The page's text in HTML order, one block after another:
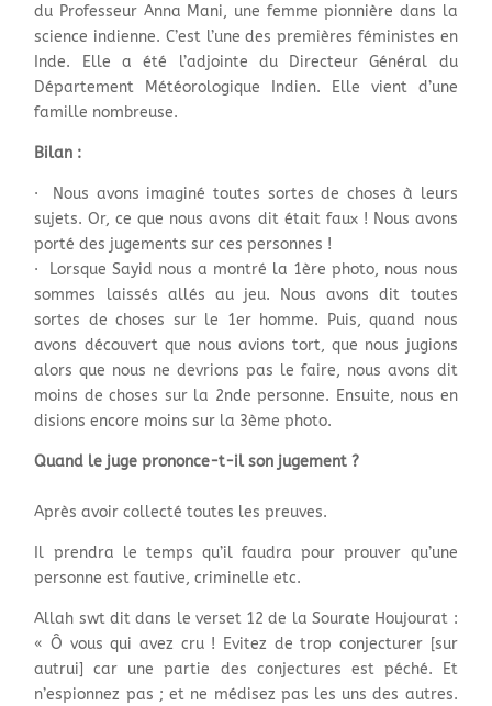
du Professeur Anna Mani, une femme pionnière dans la
science indienne. C’est l’une des premières féministes en
Inde. Elle a été l’adjointe du Directeur Général du
Département Météorologique Indien. Elle vient d’une
famille nombreuse.
Bilan :
· Nous avons imaginé toutes sortes de choses à leurs
sujets. Or, ce que nous avons dit était faux ! Nous avons
porté des jugements sur ces personnes !
· Lorsque Sayid nous a montré la 1ère photo, nous nous
sommes laissés allés au jeu. Nous avons dit toutes
sortes de choses sur le 1er homme. Puis, quand nous
avons découvert que nous avions tort, que nous jugions
alors que nous ne devrions pas le faire, nous avons dit
moins de choses sur la 2nde personne. Ensuite, nous en
disions encore moins sur la 3ème photo.
Quand le juge prononce-t-il son jugement ?
Après avoir collecté toutes les preuves.
Il prendra le temps qu’il faudra pour prouver qu’une
personne est fautive, criminelle etc.
Allah swt dit dans le verset 12 de la Sourate Houjourat :
« Ô vous qui avez cru ! Evitez de trop conjecturer [sur
autrui] car une partie des conjectures est péché. Et
n’espionnez pas ; et ne médisez pas les uns des autres.